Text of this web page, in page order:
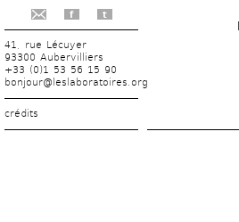
f t
41, rue Lécuyer
93300 Aubervilliers
+33 (0)1 53 56 15 90
bonjour@leslaboratoires.org
crédits